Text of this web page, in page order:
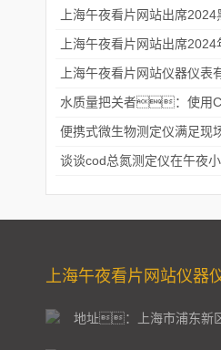
上海午夜看片网站仪器
地址：上海市浦东新